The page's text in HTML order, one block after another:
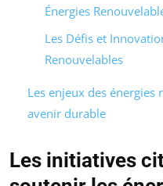
Énergies
Les Défis et
Renouvelables
Les enjeux des
avenir durable
Les initiatives